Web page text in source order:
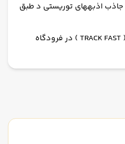
اذبههای توریستی د طبق
خدمات رایگان فست ترک ( TRACK FAST ) در فرودگاه